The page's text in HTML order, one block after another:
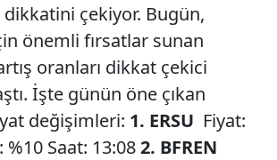
dikkatini çekiyor. Bugün,
önemli fırsatlar sunan
oranları dikkat çekici
İşte günün öne çıkan
değişimleri: 1. ERSU Fiyat:
%10 Saat: 13:082. BFREN